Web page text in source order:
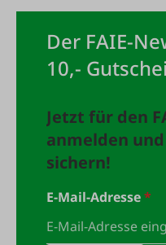
Der FAIE-
10,-
Jetzt für den
anmelden
sichern!
E-Mail-Adresse*